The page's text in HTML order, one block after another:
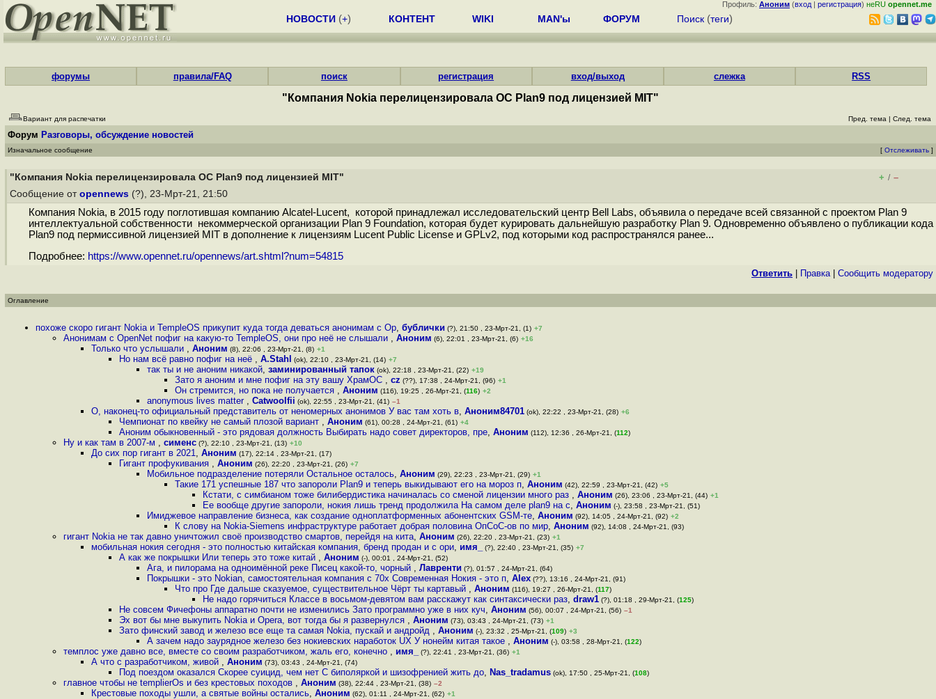
Профиль: Аноним (вход | регистрация) неRU opennet.me
НОВОСТИ (+) КОНТЕНТ WIKI MAN'ы ФОРУМ Поиск (теги)
форумы правила/FAQ поиск регистрация вход/выход слежка RSS
"Компания Nokia перелицензировала ОС Plan9 под лицензией MIT"
Вариант для распечатки Пред. тема | След. тема
Форум Разговоры, обсуждение новостей
Изначальное сообщение [ Отслеживать ]
"Компания Nokia перелицензировала ОС Plan9 под лицензией MIT" + / –
Сообщение от opennews (?), 23-Мрт-21, 21:50
Компания Nokia, в 2015 году поглотившая компанию Alcatel-Lucent, которой принадлежал исследовательский центр Bell Labs, объявила о передаче всей связанной с проектом Plan 9
интеллектуальной собственности некоммерческой организации Plan 9 Foundation, которая будет курировать дальнейшую разработку Plan 9. Одновременно объявлено о публикации кода
Plan9 под пермиссивной лицензией MIT в дополнение к лицензиям Lucent Public License и GPLv2, под которыми код распространялся ранее...
Подробнее: https://www.opennet.ru/opennews/art.shtml?num=54815
Ответить Правка| Cообщить модератору
Оглавление
похоже скоро гигант Nokia и TempleOS прикупит куда тогда деваться анонимам с Op, бублички (?), 21:50 , 23-Мрт-21, (1) +7
Анонимам с OpenNet пофиг на какую-то TempleOS, они про неё не слышали , Аноним (6), 22:01 , 23-Мрт-21, (6) +16
Только что услышали , Аноним (8), 22:06 , 23-Мрт-21, (8) +1
Но нам всё равно пофиг на неё , A.Stahl (ok), 22:10 , 23-Мрт-21, (14) +7
так ты и не аноним никакой, заминированный тапок (ok), 22:18 , 23-Мрт-21, (22) +19
Зато я аноним и мне пофиг на эту вашу ХрамОС , cz (??), 17:38 , 24-Мрт-21, (96) +1
Он стремится, но пока не получается , Аноним (116), 19:25 , 26-Мрт-21, (116) +2
anonymous lives matter , Catwoolfii (ok), 22:55 , 23-Мрт-21, (41) –1
О, наконец-то официальный представитель от неномерных анонимов У вас там хоть в, Аноним84701 (ok), 22:22 , 23-Мрт-21, (28) +6
Чемпионат по квейку не самый плозой вариант , Аноним (61), 00:28 , 24-Мрт-21, (61) +4
Аноним обыкновенный - это рядовая должность Выбирать надо совет директоров, пре, Аноним (112), 12:36 , 26-Мрт-21, (112)
Ну и как там в 2007-м , сименс (?), 22:10 , 23-Мрт-21, (13) +10
До сих пор гигант в 2021, Аноним (17), 22:14 , 23-Мрт-21, (17)
Гигант профукивания , Аноним (26), 22:20 , 23-Мрт-21, (26) +7
Мобильное подразделение потеряли Остальное осталось, Аноним (29), 22:23 , 23-Мрт-21, (29) +1
Такие 171 успешные 187 что запороли Plan9 и теперь выкидывают его на мороз п, Аноним (42), 22:59 , 23-Мрт-21, (42) +5
Кстати, с симбианом тоже билибердистика начиналась со сменой лицензии много раз , Аноним (26), 23:06 , 23-Мрт-21, (44) +1
Ее вообще другие запороли, нокия лишь тренд продолжила На самом деле plan9 на с, Аноним (-), 23:58 , 23-Мрт-21, (51)
Имиджевое направление бизнеса, как создание одноплатформенных абонентских GSM-те, Аноним (92), 14:05 , 24-Мрт-21, (92) +2
К слову на Nokia-Siemens инфраструктуре работает добрая половина ОпСоС-ов по мир, Аноним (92), 14:08 , 24-Мрт-21, (93)
гигант Nokia не так давно уничтожил своё производство смартов, перейдя на кита, Аноним (26), 22:20 , 23-Мрт-21, (23) +1
мобильная нокия сегодня - это полностью китайская компания, бренд продан и с ори, имя_ (?), 22:40 , 23-Мрт-21, (35) +7
А как же покрышки Или теперь это тоже китай , Аноним (-), 00:01 , 24-Мрт-21, (52)
Ага, и пилорама на одноимённой реке Писец какой-то, чорный , Лавренти (?), 01:57 , 24-Мрт-21, (64)
Покрышки - это Nokian, самостоятельная компания с 70х Современная Нокия - это п, Alex (??), 13:16 , 24-Мрт-21, (91)
Что про Где дальше сказуемое, существительное Чёрт ты картавый , Аноним (116), 19:27 , 26-Мрт-21, (117)
Не надо горячиться Классе в восьмом-девятом вам расскажут как синтаксически раз, draw1 (?), 01:18 , 29-Мрт-21, (125)
Не совсем Фичефоны аппаратно почти не изменились Зато программно уже в них куч, Аноним (56), 00:07 , 24-Мрт-21, (56) –1
Эх вот бы мне выкупить Nokia и Opera, вот тогда бы я развернулся , Аноним (73), 03:43 , 24-Мрт-21, (73) +1
Зато финский завод и железо все еще та самая Nokia, пускай и андройд , Аноним (-), 23:32 , 25-Мрт-21, (109) +3
А зачем надо заурядное железо без нокиевских наработок UX У нонейм китая такое , Аноним (-), 03:58 , 28-Мрт-21, (122)
темплос уже давно все, вместе со своим разработчиком, жаль его, конечно , имя_ (?), 22:41 , 23-Мрт-21, (36) +1
А что с разработчиком, живой , Аноним (73), 03:43 , 24-Мрт-21, (74)
Под поездом оказался Скорее суицид, чем нет С биполяркой и шизофренией жить до, Nas_tradamus (ok), 17:50 , 25-Мрт-21, (108)
главное чтобы не templierOs и без крестовых походов , Аноним (38), 22:44 , 23-Мрт-21, (38) –2
Крестовые походы ушли, а святые войны остались, Аноним (62), 01:11 , 24-Мрт-21, (62) +1